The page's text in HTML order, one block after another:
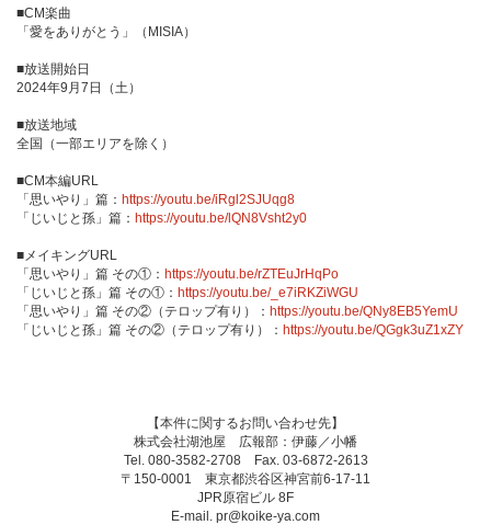
■CM楽曲
「愛をありがとう」（MISIA）
■放送開始日
2024年9月7日（土）
■放送地域
全国（一部エリアを除く）
■CM本編URL
「思いやり」篇： https://youtu.be/iRgl2SJUqg8
「じいじと孫」篇： https://youtu.be/lQN8Vsht2y0
■メイキングURL
「思いやり」篇 その①： https://youtu.be/rZTEuJrHqPo
「じいじと孫」篇 その①： https://youtu.be/_e7iRKZiWGU
「思いやり」篇 その②（テロップ有り）： https://youtu.be/QNy8EB5YemU
「じいじと孫」篇 その②（テロップ有り）： https://youtu.be/QGgk3uZ1xZY
【本件に関するお問い合わせ先】
株式会社湖池屋 広報部：伊藤／小幡
Tel. 080-3582-2708 Fax. 03-6872-2613
〒150-0001 東京都渋谷区神宮前6-17-11
JPR原宿ビル 8F
E-mail. pr@koike-ya.com